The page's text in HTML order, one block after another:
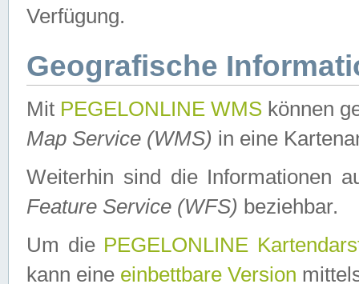
Verfügung.
Geografische
Mit PEGELONLINE WMS können
Map Service (WMS) in eine
Weiterhin sind die Informationen
Feature Service (WFS) beziehbar.
Um die PEGELONLINE
kann eine einbettbare Version